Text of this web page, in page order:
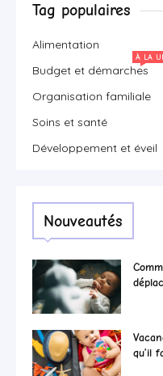
Tag populaires
Alimentation
Budget et démarches
À LA
Organisation familiale
Soins et santé
Développement et éveil
Nouveautés
qu’il